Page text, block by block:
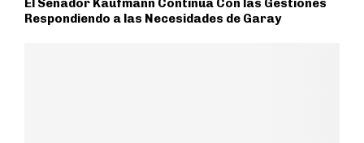
El Senador Kaufmann Continúa Con las Gestiones
Respondiendo a las Necesidades de Garay